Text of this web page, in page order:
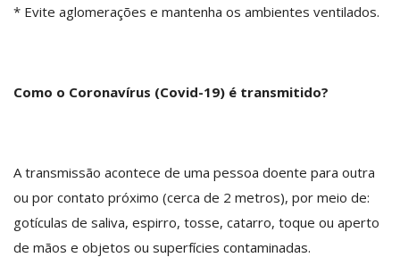
* Evite aglomerações e mantenha os ambientes ventilados.
Como o Coronavírus (Covid-19) é transmitido?
A transmissão acontece de uma pessoa doente para outra
ou por contato próximo (cerca de 2 metros), por meio de:
gotículas de saliva, espirro, tosse, catarro, toque ou aperto
de mãos e objetos ou superfícies contaminadas.